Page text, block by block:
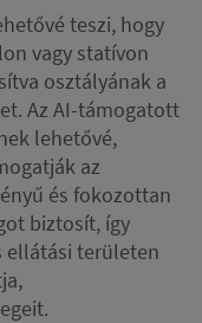
teszi, hogy
vagy statívon
osztályának a
Az AI-támogatott
lehetővé,
az
és fokozottan
biztosít, így
ellátási területen